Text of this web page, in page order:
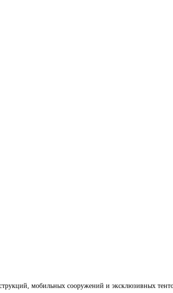
мобильных сооружений и эксклюзивных